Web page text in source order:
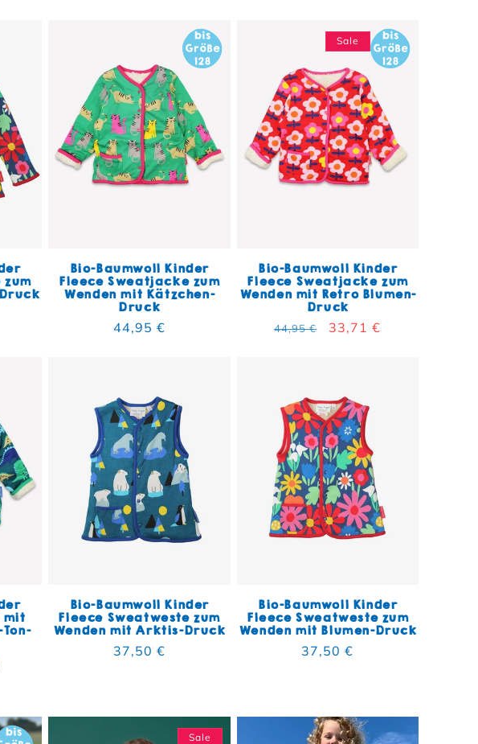
Bio-Baumwoll Kinder
Fleece Sweatjacke zum
Wenden mit Kätzchen-
Druck
Normaler Preis
44,95 €
Sale
Bio-Baumwoll Kinder
Fleece Sweatjacke zum
Wenden mit Retro Blumen-
Druck
Normaler Preis
44,95 € Verkaufspreis
33,71 €
mit
Bio-Baumwoll Kinder
Fleece Sweatweste zum
Wenden mit Arktis-Druck
Normaler Preis
37,50 €
Bio-Baumwoll Kinder
Fleece Sweatweste zum
Wenden mit Blumen-Druck
Normaler Preis
37,50 €
Sale